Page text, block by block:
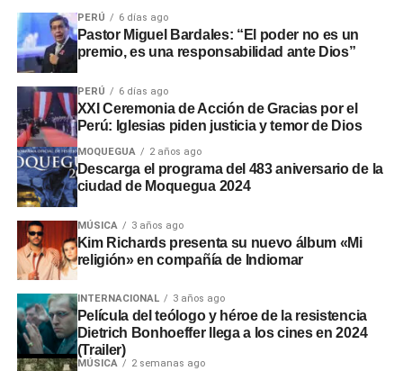
PERÚ 6 días ago
Pastor Miguel Bardales: “El poder no es un
premio, es una responsabilidad ante Dios”
PERÚ 6 días ago
XXI Ceremonia de Acción de Gracias por el
Perú: Iglesias piden justicia y temor de Dios
MOQUEGUA 2 años ago
Descarga el programa del 483 aniversario de la
ciudad de Moquegua 2024
MÚSICA 3 años ago
Kim Richards presenta su nuevo álbum «Mi
religión» en compañía de Indiomar
INTERNACIONAL 3 años ago
Película del teólogo y héroe de la resistencia
Dietrich Bonhoeffer llega a los cines en 2024
(Trailer)
MÚSICA 2 semanas ago